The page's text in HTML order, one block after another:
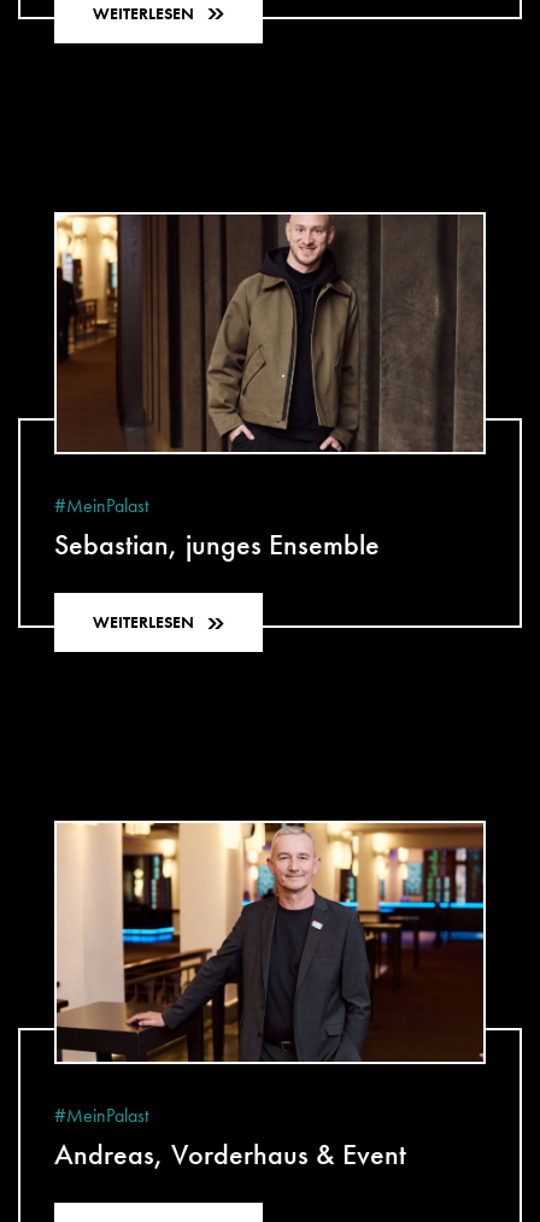
WEITERLESEN
#MeinPalast
Sebastian, junges Ensemble
WEITERLESEN
#MeinPalast
Andreas, Vorderhaus & Event